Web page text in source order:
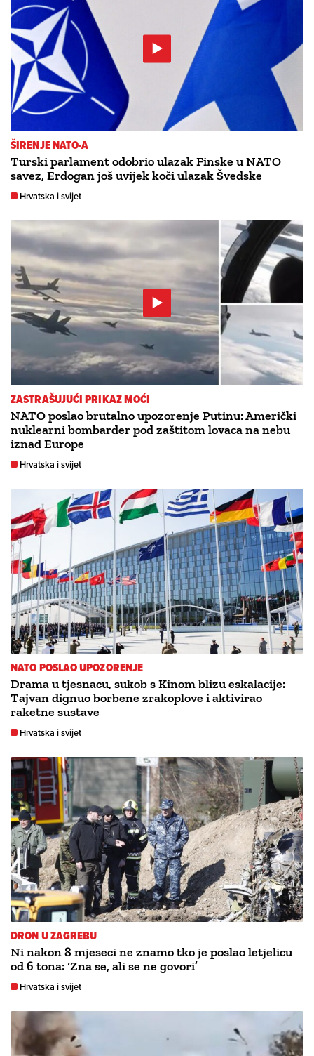
ŠIRENJE NATO-A
Turski parlament odobrio ulazak Finske u NATO
savez, Erdogan još uvijek koči ulazak Švedske
Hrvatska i svijet
ZASTRAŠUJUĆI PRIKAZ MOĆI
NATO poslao brutalno upozorenje Putinu: Američki
nuklearni bombarder pod zaštitom lovaca na nebu
iznad Europe
Hrvatska i svijet
NATO POSLAO UPOZORENJE
Drama u tjesnacu, sukob s Kinom blizu eskalacije:
Tajvan dignuo borbene zrakoplove i aktivirao
raketne sustave
Hrvatska i svijet
DRON U ZAGREBU
Ni nakon 8 mjeseci ne znamo tko je poslao letjelicu
od 6 tona: ‘Zna se, ali se ne govori’
Hrvatska i svijet